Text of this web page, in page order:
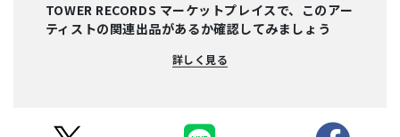
TOWER RECORDS マーケットプレイスで、このアー
ティストの関連出品があるか確認してみましょう
詳しく見る